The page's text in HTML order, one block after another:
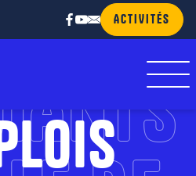
ACTIVITÉS